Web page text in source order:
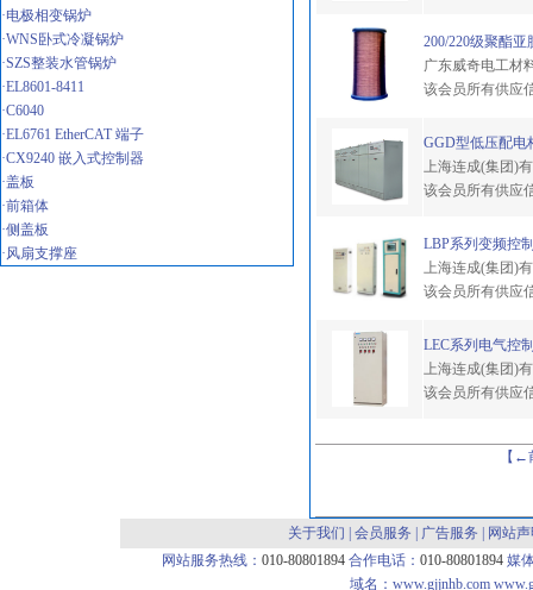
·电极相变锅炉
·WNS卧式冷凝锅炉
·SZS整装水管锅炉
·EL8601-8411
·C6040
·EL6761 EtherCAT 端子
·CX9240 嵌入式控制器
·盖板
·前箱体
·侧盖板
·风扇支撑座
200/220级聚酯
广东威奇电工材
该会员所有供应
GGD型低压配电
上海连成(集团)
该会员所有供应
LBP系列变频控
上海连成(集团)
该会员所有供应
LEC系列电气控
上海连成(集团)
该会员所有供应
【←
关于我们 会员服务 广告服务
网站
网站服务热线： 010-80801894 合作电话： 010-80801894 媒
域名： www.gjjnhb.com